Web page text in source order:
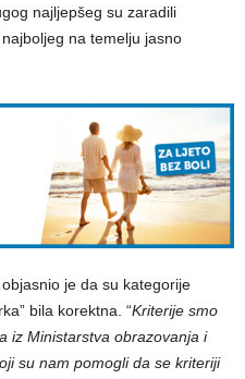
najljepšeg su zaradili
na temelju jasno
je da su kategorije
bila korektna. “Kriterije smo
iz Ministarstva obrazovanja i
su nam pomogli da se kriteriji